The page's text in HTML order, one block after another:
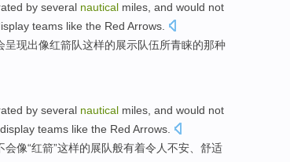
by several nautical miles, and would not
teams like the Red Arrows.
呈现出像红箭队这样的展示队伍所青睐的那种
by several nautical miles, and would not
teams like the Red Arrows.
会像“红箭”这样的展队般有着令人不安、 舒适